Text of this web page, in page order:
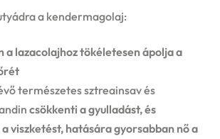
a kendermagolaj:
a lazacolajhoz tökéletesenápolja a
természetes sztreainsav és
csökkenti a gyulladást, és
viszketést, hatására gyorsabban nő a